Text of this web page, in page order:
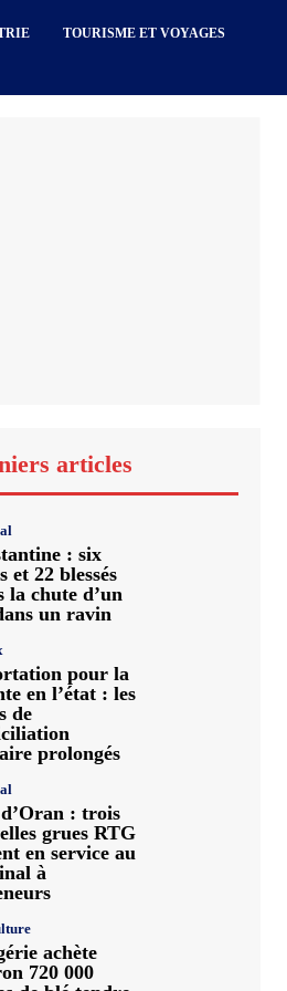
TOURISME ET VOYAGES
articles
: six
et 22 blessés
la chute d’un
un ravin
pour la
en l’état : les
de
prolongés
: trois
grues RTG
en service au
à
achète
720 000